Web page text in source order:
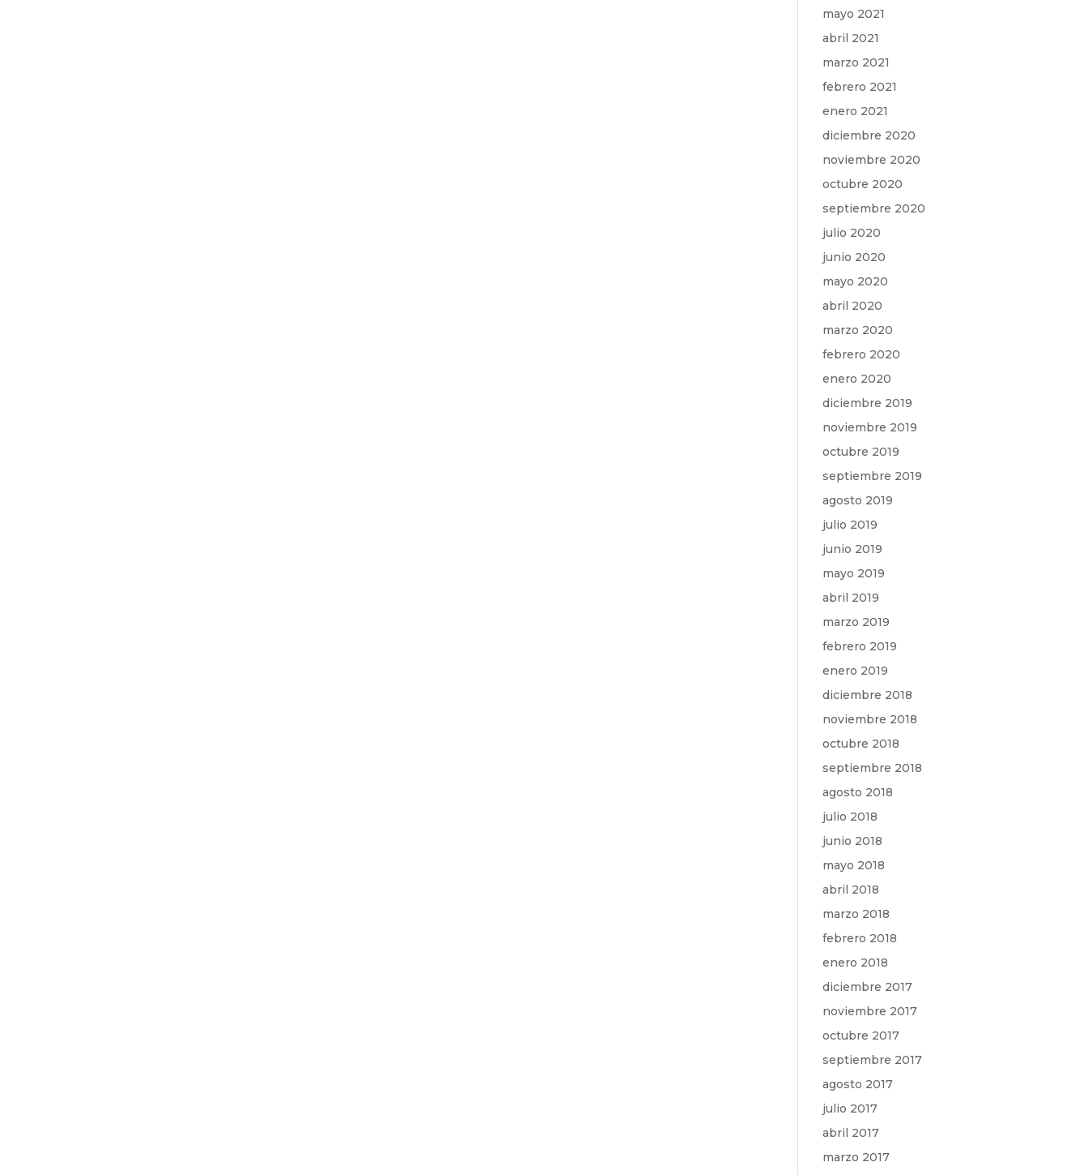
mayo 2021
abril 2021
marzo 2021
febrero 2021
enero 2021
diciembre 2020
noviembre 2020
octubre 2020
septiembre 2020
julio 2020
junio 2020
mayo 2020
abril 2020
marzo 2020
febrero 2020
enero 2020
diciembre 2019
noviembre 2019
octubre 2019
septiembre 2019
agosto 2019
julio 2019
junio 2019
mayo 2019
abril 2019
marzo 2019
febrero 2019
enero 2019
diciembre 2018
noviembre 2018
octubre 2018
septiembre 2018
agosto 2018
julio 2018
junio 2018
mayo 2018
abril 2018
marzo 2018
febrero 2018
enero 2018
diciembre 2017
noviembre 2017
octubre 2017
septiembre 2017
agosto 2017
julio 2017
abril 2017
marzo 2017